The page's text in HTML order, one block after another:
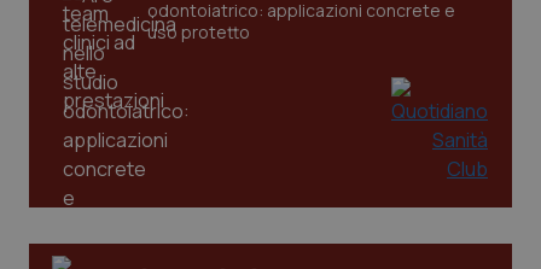
odontoiatrico: applicazioni concrete e
uso protetto